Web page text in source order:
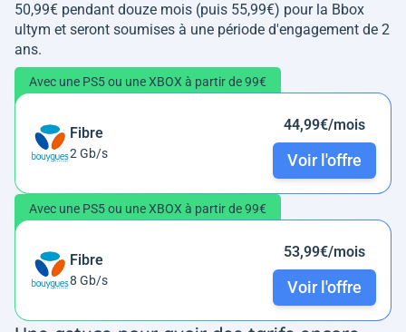
50,99€ pendant douze mois (puis 55,99€) pour la Bbox
ultym et seront soumises à une période d'engagement de 2
ans.
Avec une PS5 ou une XBOX à partir de 99€
Fibre
2 Gb/s
44,99€/mois
Voir l'offre
Avec une PS5 ou une XBOX à partir de 99€
Fibre
8 Gb/s
53,99€/mois
Voir l'offre